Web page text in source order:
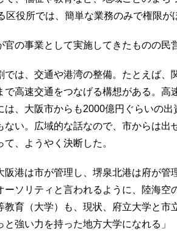
区役所では、簡単な業務のみで権限が
の事業として実施してきたものの民
は、交通や港湾の整備。たとえば、
で高速交通をつなげる構想がある。高
は、大阪市からも2000億円ぐらいの
ない。広域的な話なので、市からは出
、ようやく決断した。
港は市が管理し、堺泉北港は府が管
ーソリティと言われるように、陸海空
教育（大学）も、現状、府立大学と市
と強い力を持った地方大学になれる」